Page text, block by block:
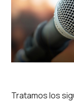
Tratamos los